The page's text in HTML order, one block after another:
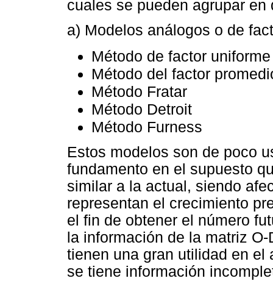
cuales se pueden agrupar en
a) Modelos análogos o de
Método de factor uniforme
Método del factor
Método Fratar
Método Detroit
Método Furness
Estos modelos son de poco
fundamento en el supuesto
similar a la actual, siendo
representan el crecimiento
el fin de obtener el número
la información de la matriz
tienen una gran utilidad en el
se tiene información